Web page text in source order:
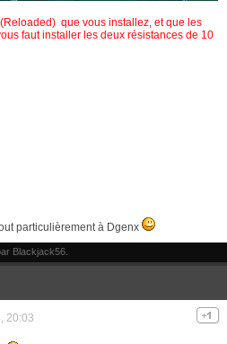
que vous installez, et que les
faut installer les deux résistances de 10
particulièrement à Dgenx
Blackjack56
20:03